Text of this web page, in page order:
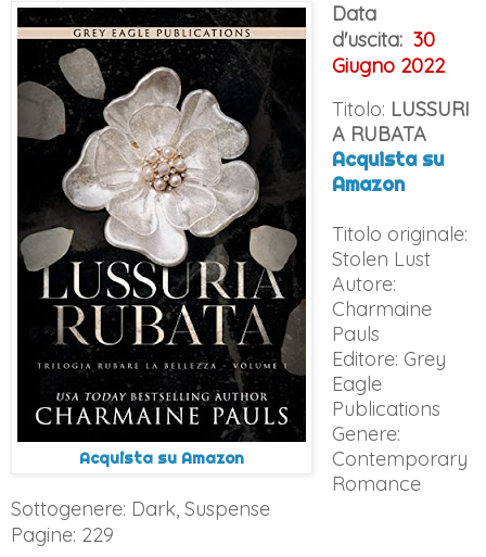
Acquista su Amazon
Data
d'uscita: 30
Giugno 2022
Titolo: LUSSURI
A RUBATA
Acquista su
Amazon
Titolo originale:
Stolen Lust
Autore:
Charmaine
Pauls
Editore: Grey
Eagle
Publications
Genere:
Contemporary
Romance
Sottogenere: Dark, Suspense
Pagine: 229